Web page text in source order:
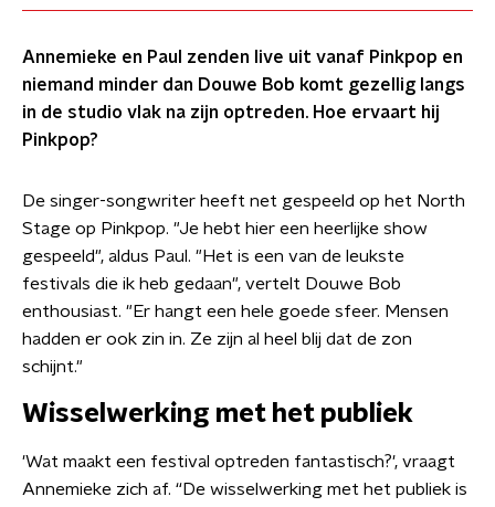
Annemieke en Paul zenden live uit vanaf Pinkpop en
niemand minder dan Douwe Bob komt gezellig langs
in de studio vlak na zijn optreden. Hoe ervaart hij
Pinkpop?
De singer-songwriter heeft net gespeeld op het North
Stage op Pinkpop. "Je hebt hier een heerlijke show
gespeeld", aldus Paul. "Het is een van de leukste
festivals die ik heb gedaan", vertelt Douwe Bob
enthousiast. "Er hangt een hele goede sfeer. Mensen
hadden er ook zin in. Ze zijn al heel blij dat de zon
schijnt."
Wisselwerking met het publiek
'Wat maakt een festival optreden fantastisch?', vraagt
Annemieke zich af. “De wisselwerking met het publiek is